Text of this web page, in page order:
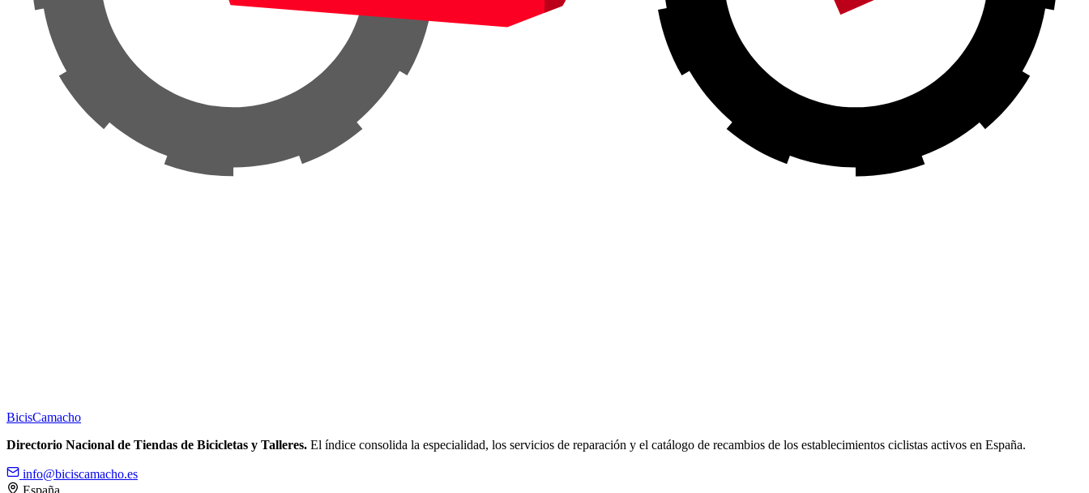
BicisCamacho
Directorio Nacional de Tiendas de Bicicletas y Talleres. El índice consolida la especialidad, los servicios de reparación y el catálogo de recambios de los establecimientos ciclistas activos en España.
info@biciscamacho.es